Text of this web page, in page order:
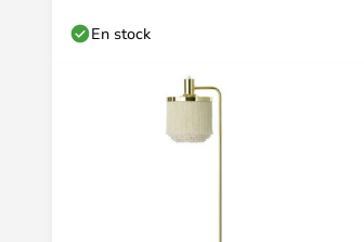
En stock